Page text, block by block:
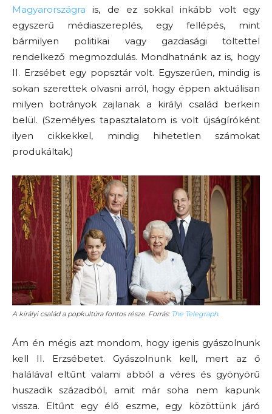
Magyarországra
is, de ez sokkal inkább volt egy
egyszerű médiaszereplés, egy fellépés, mint
bármilyen politikai vagy gazdasági töltettel
rendelkező megmozdulás. Mondhatnánk az is, hogy
II. Erzsébet egy popsztár volt. Egyszerűen, mindig is
sokan szerettek olvasni arról, hogy éppen aktuálisan
milyen botrányok zajlanak a királyi család berkein
belül. (Személyes tapasztalatom is volt újságíróként
ilyen cikkekkel, mindig hihetetlen számokat
produkáltak.)
A királyi család a popkultúra fontos része. Forrás: The Telegraph.
Ám én mégis azt mondom, hogy igenis gyászolnunk
kell II. Erzsébetet. Gyászolnunk kell, mert az ő
halálával eltűnt valami abból a véres és gyönyörű
huszadik századból, amit már soha nem kapunk
vissza. Eltűnt egy élő eszme, egy közöttünk járó